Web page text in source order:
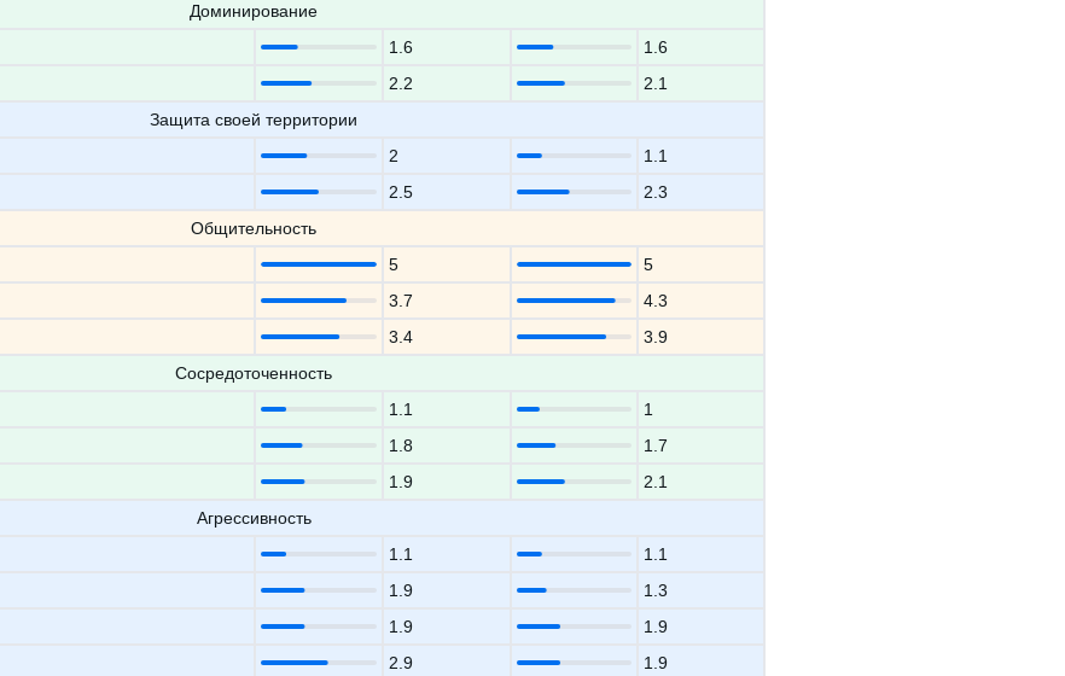
Доминирование
1.6
1.6
2.2
2.1
Защита своей территории
2
1.1
2.5
2.3
Общительность
5
5
3.7
4.3
3.4
3.9
Сосредоточенность
1.1
1
1.8
1.7
1.9
2.1
Агрессивность
1.1
1.1
1.9
1.3
1.9
1.9
2.9
1.9